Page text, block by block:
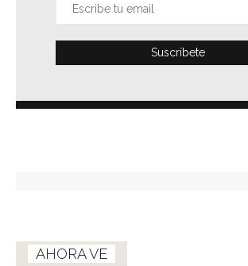
AHORA VE